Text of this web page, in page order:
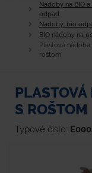
Nádoby na BIO a
odpad
Nádoby, bio
BIO nádoby na
Plastová nádoba
roštom
S ROŠTOM
Typové číslo: